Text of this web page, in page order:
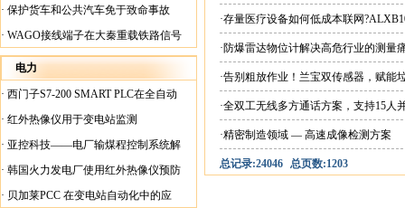
· 保护货车和公共汽车免于致命事故
· WAGO接线端子在大秦重载铁路信号
楼设备中的应用
电力
· 西门子S7-200 SMART PLC在全自动
蓄电池短路内阻检测机上的应用
· 红外热像仪用于变电站监测
· 亚控科技——电厂输煤程控制系统解
决方案
· 韩国火力发电厂使用红外热像仪预防
火灾
· 贝加莱PCC 在变电站自动化中的应
·存量医疗设备如何低成本联网
·防爆雷达物位计解决高危行业的测量
·告别粗放作业！兰宝双传感器，赋能
·全双工无线多方通话方案，支持15人
·精密制造领域 — 高速成像检测方案
总记录:24046 总页数:1203